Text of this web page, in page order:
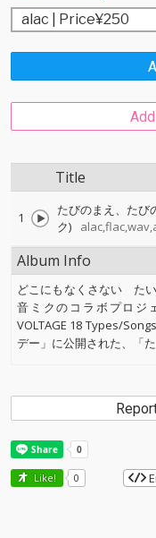
Title
1
たびのまえ、たび
ク)
Album Info
どこにもなくさない た
音ミクのコラボプロジ
VOLTAGE 18 Types/
デー」に公開された、「
Like! 0